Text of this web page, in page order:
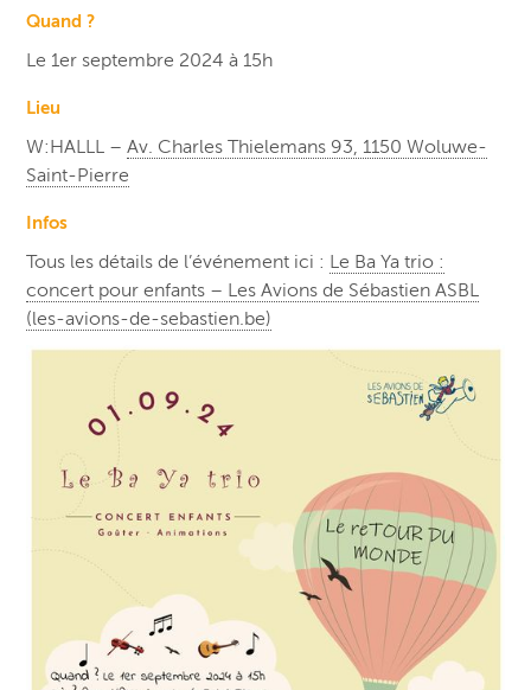
Quand ?
Le 1er septembre 2024 à 15h
Lieu
W:HALLL –Av. Charles Thielemans 93, 1150 Woluwe-
Saint-Pierre
Infos
Tous les détails de l’événement ici : Le Ba Ya trio :
concert pour enfants – Les Avions de Sébastien ASBL
(les-avions-de-sebastien.be)